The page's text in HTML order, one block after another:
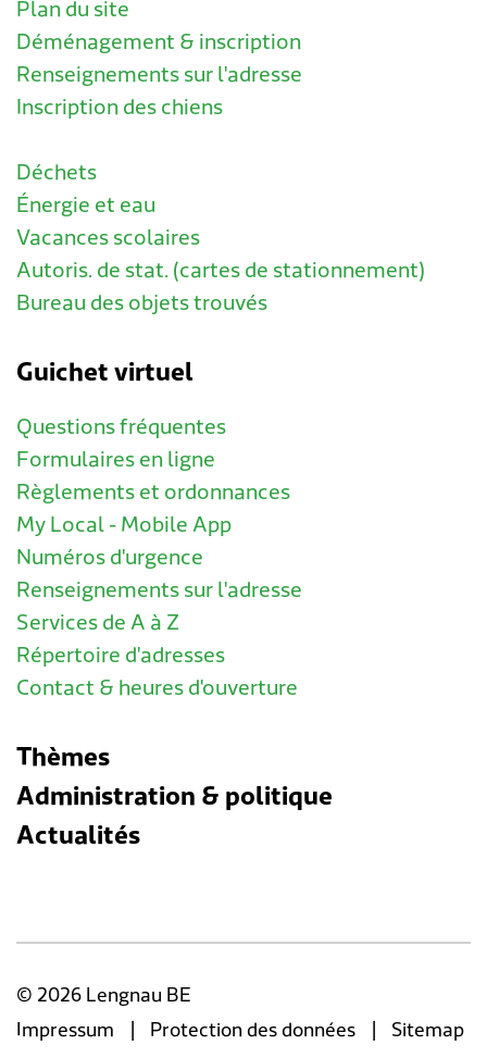
Plan du site
Déménagement & inscription
Renseignements sur l'adresse
Inscription des chiens
Déchets
Énergie et eau
Vacances scolaires
Autoris. de stat. (cartes de stationnement)
Bureau des objets trouvés
Guichet virtuel
Questions fréquentes
Formulaires en ligne
Règlements et ordonnances
My Local - Mobile App
Numéros d'urgence
Renseignements sur l'adresse
Services de A à Z
Répertoire d'adresses
Contact & heures d'ouverture
Thèmes
Administration & politique
Actualités
© 2026 Lengnau BE
Impressum
| Protection des données | Sitemap